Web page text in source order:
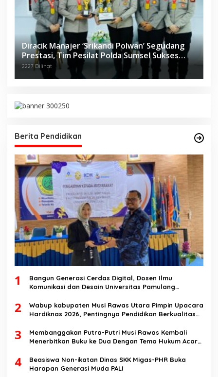
Diracik Manajer ‘Srikandi Polwan’ Segudang
Prestasi, Tim Pesilat Polda Sumsel Sukses
Diajang Kejurnas Menpora Cup II 2024
2227 Dilihat
Berita Pendidikan
1
Bangun Generasi Cerdas Digital, Dosen Ilmu
Komunikasi dan Desain Universitas Pamulang
Speech di SMK Ikhlas Jawilan
2
Wabup kabupaten Musi Rawas Utara Pimpin Upacara
Hardiknas 2026, Pentingnya Pendidikan Berkualitas
3
Membanggakan Putra-Putri Musi Rawas Kembali
Menerbitkan Buku ke Dua Dengan Tema Hukum Acara
4
Beasiswa Non-ikatan Dinas SKK Migas-PHR Buka
Harapan Generasi Muda PALI